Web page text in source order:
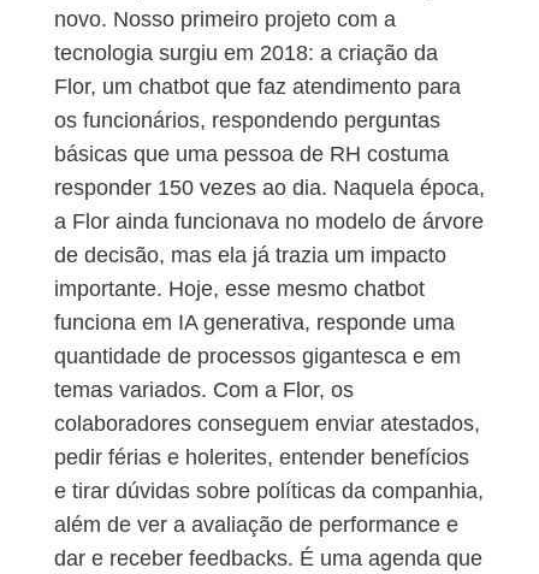
novo. Nosso primeiro projeto com a
tecnologia surgiu em 2018: a criação da
Flor, um chatbot que faz atendimento para
os funcionários, respondendo perguntas
básicas que uma pessoa de RH costuma
responder 150 vezes ao dia. Naquela época,
a Flor ainda funcionava no modelo de árvore
de decisão, mas ela já trazia um impacto
importante. Hoje, esse mesmo chatbot
funciona em IA generativa, responde uma
quantidade de processos gigantesca e em
temas variados. Com a Flor, os
colaboradores conseguem enviar atestados,
pedir férias e holerites, entender benefícios
e tirar dúvidas sobre políticas da companhia,
além de ver a avaliação de performance e
dar e receber feedbacks. É uma agenda que